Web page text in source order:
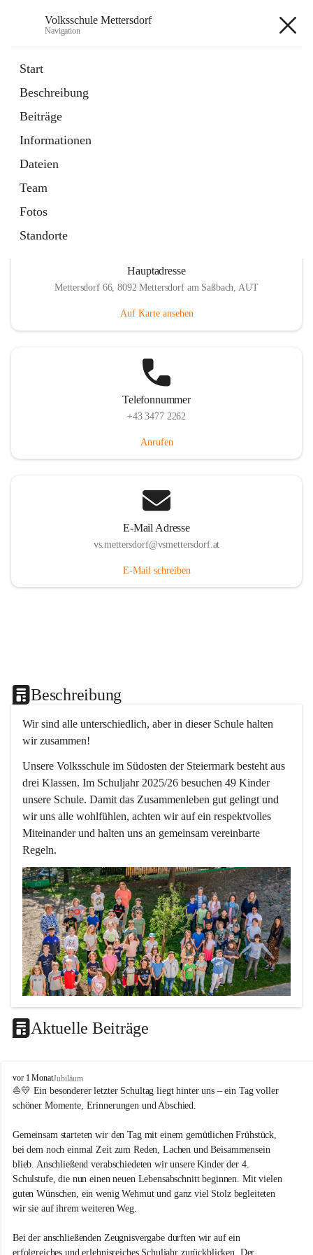
Volksschule Mettersdorf
Navigation
Start
Beschreibung
Beiträge
Informationen
Dateien
Team
Fotos
Standorte
Externe Webseite
in
Tab
Termine
Artikel
öffnet
in
neuem
Tab
Hauptadresse
Mettersdorf 66, 8092 Mettersdorf am Saßbach, AUT
Auf Karte ansehen
Telefonnummer
+43 3477 2262
Anrufen
E-Mail Adresse
vs.mettersdorf@vsmettersdorf.at
E-Mail schreiben
Beschreibung
Wir sind alle unterschiedlich, aber in dieser Schule halten
wir zusammen!
Unsere Volksschule im Südosten der Steiermark besteht aus
drei Klassen. Im Schuljahr 2025/26 besuchen 49 Kinder
unsere Schule. Damit das Zusammenleben gut gelingt und
wir uns alle wohlfühlen, achten wir auf ein respektvolles
Miteinander und halten uns an gemeinsam vereinbarte
Regeln.
Unterrichtsqualität
Es ist uns wichtig …
durch das Angebot verschiedener Unterrichtsformen
ein motiviertes Lernklima zu schaffen.
Grundtechniken zu vermitteln und zu üben.
die Selbsttätigkeit der SchülerInnen zu fördern.
dass die SchülerInnen ihre Stärken erkennen und ihre
durch ein Angebot verschiedener Lern-, Spiel- und
Erholungsbereiche die individuellen Bedürfnisse und
Aktuelle Beiträge
V
o
l
s
s
c
h
u
l
e
t
vor 1 MonatJubiläum
⛵💛 Ein besonderer letzter Schultag liegt hinter uns – ein Tag voller
schöner Momente, Erinnerungen und Abschied.
Gemeinsam starteten wir den Tag mit einem gemütlichen Frühstück,
bei dem noch einmal Zeit zum Reden, Lachen und Beisammensein
blieb. Anschließend verabschiedeten wir unsere Kinder der 4.
Schulstufe, die nun einen neuen Lebensabschnitt beginnen. Mit vielen
guten Wünschen, ein wenig Wehmut und ganz viel Stolz begleiteten
wir sie auf ihrem weiteren Weg.
Bei der anschließenden Zeugnisvergabe durften wir auf ein
erfolgreiches und erlebnisreiches Schuljahr zurückblicken. Der